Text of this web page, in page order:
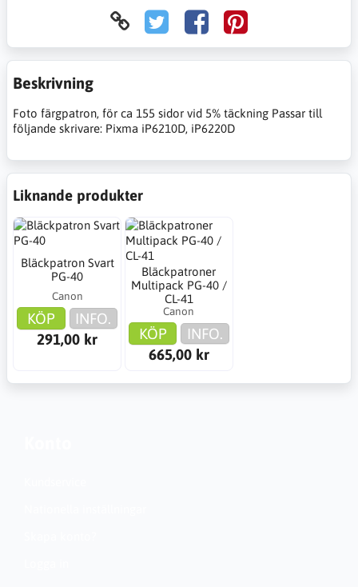
Beskrivning
Foto färgpatron, för ca 155 sidor vid 5% täckning Passar till
följande skrivare: Pixma iP6210D, iP6220D
Liknande produkter
Bläckpatron Svart
PG-40
Canon
KÖP
INFO.
291,00 kr
Bläckpatroner
Multipack PG-40 /
CL-41
Canon
KÖP
INFO.
665,00 kr